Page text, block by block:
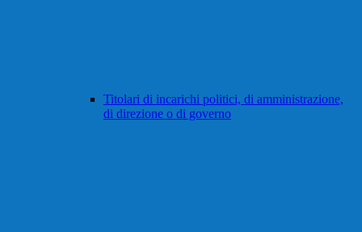
Titolari di incarichi politici, di amministrazione,
di direzione o di governo